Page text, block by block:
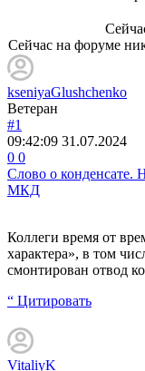
Сейчас на форуме
kseniyaGlushchenko
Ветеран
#1
09:42:09 31.07.2024
0 0
Слово о конденсате.
МКД
Коллеги время от
характера», в том
смонтирован отвод
“ Цитировать
VitaliyK